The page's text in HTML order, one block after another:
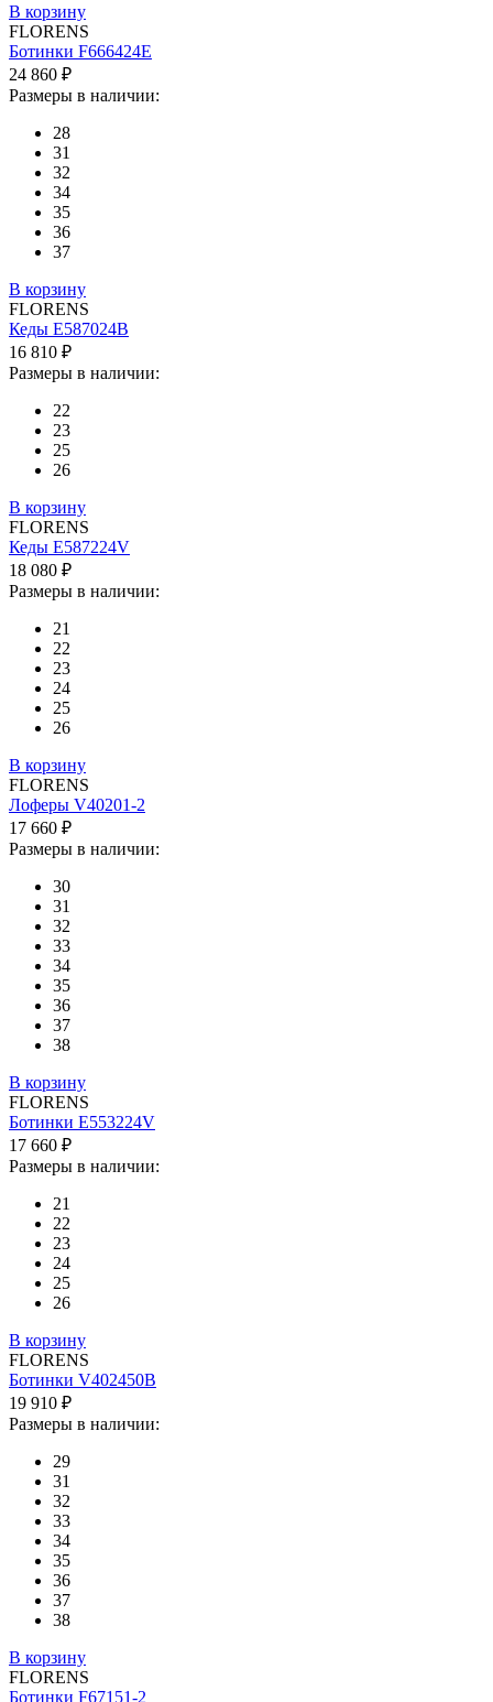
В корзину
FLORENS
Ботинки F666424E
24 860 ₽
Размеры в наличии:
28
31
32
34
35
36
37
В корзину
FLORENS
Кеды E587024B
16 810 ₽
Размеры в наличии:
22
23
25
26
В корзину
FLORENS
Кеды E587224V
18 080 ₽
Размеры в наличии:
21
22
23
24
25
26
В корзину
FLORENS
Лоферы V40201-2
17 660 ₽
Размеры в наличии:
30
31
32
33
34
35
36
37
38
В корзину
FLORENS
Ботинки E553224V
17 660 ₽
Размеры в наличии:
21
22
23
24
25
26
В корзину
FLORENS
Ботинки V402450B
19 910 ₽
Размеры в наличии:
29
31
32
33
34
35
36
37
38
В корзину
FLORENS
Ботинки F67151-2